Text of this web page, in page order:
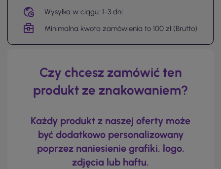
Wysyłka w ciągu: 1-3 dni
Minimalna kwota zamówienia to 100 zł (Brutto)
Czy chcesz zamówić ten
produkt ze znakowaniem?
Każdy produkt z naszej oferty może
być dodatkowo personalizowany
poprzez naniesienie grafiki, logo,
zdjęcia lub haftu.